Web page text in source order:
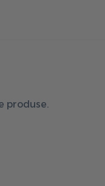
produse.